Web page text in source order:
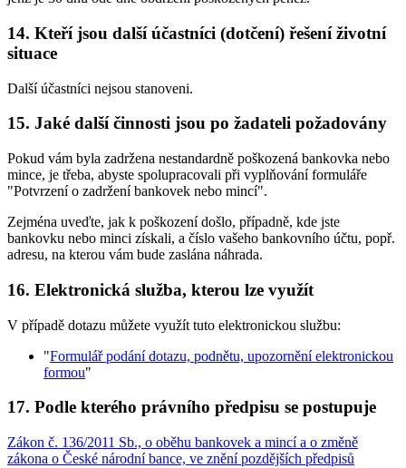
14. Kteří jsou další účastníci (dotčení) řešení životní
situace
Další účastníci nejsou stanoveni.
15. Jaké další činnosti jsou po žadateli požadovány
Pokud vám byla zadržena nestandardně poškozená bankovka nebo
mince, je třeba, abyste spolupracovali při vyplňování formuláře
"Potvrzení o zadržení bankovek nebo mincí".
Zejména uveďte, jak k poškození došlo, případně, kde jste
bankovku nebo minci získali, a číslo vašeho bankovního účtu, popř.
adresu, na kterou vám bude zaslána náhrada.
16. Elektronická služba, kterou lze využít
V případě dotazu můžete využít tuto elektronickou službu:
"Formulář podání dotazu, podnětu, upozornění elektronickou
formou"
17. Podle kterého právního předpisu se postupuje
Zákon č. 136/2011 Sb., o oběhu bankovek a mincí a o změně
zákona o České národní bance, ve znění pozdějších předpisů